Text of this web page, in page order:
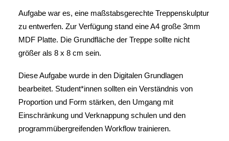
Aufgabe war es, eine maßstabsgerechte Treppenskulptur
zu entwerfen. Zur Verfügung stand eine A4 große 3mm
MDF Platte. Die Grundfläche der Treppe sollte nicht
größer als 8 x 8 cm sein.
Diese Aufgabe wurde in den Digitalen Grundlagen
bearbeitet. Student*innen sollten ein Verständnis von
Proportion und Form stärken, den Umgang mit
Einschränkung und Verknappung schulen und den
programmübergreifenden Workflow trainieren.